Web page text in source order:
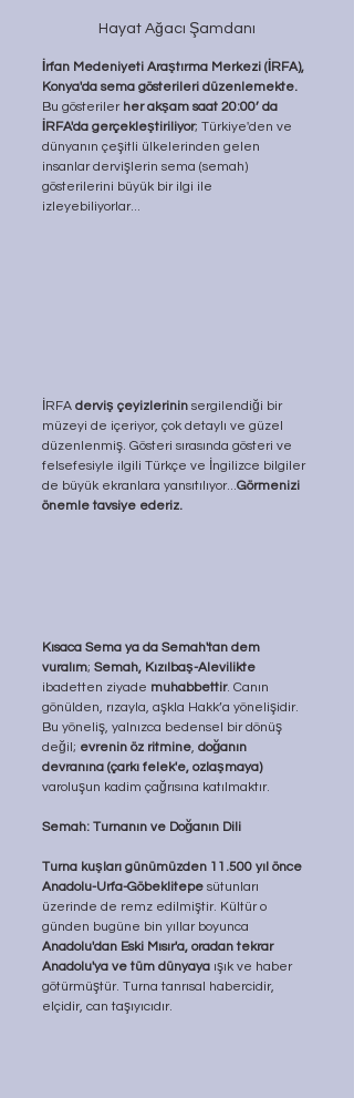
Hayat Ağacı Şamdanı
İrfan Medeniyeti Araştırma Merkezi (İRFA),
Konya'da sema gösterileri düzenlemekte.
Bu gösteriler her akşam saat 20:00’ da
İRFA'da gerçekleştiriliyor; Türkiye'den ve
dünyanın çeşitli ülkelerinden gelen
insanlar dervişlerin sema (semah)
gösterilerini büyük bir ilgi ile
izleyebiliyorlar...
İRFA derviş çeyizlerinin sergilendiği bir
müzeyi de içeriyor, çok detaylı ve güzel
düzenlenmiş. Gösteri sırasında gösteri ve
felsefesiyle ilgili Türkçe ve İngilizce bilgiler
de büyük ekranlara yansıtılıyor...Görmenizi
önemle tavsiye ederiz.
Kısaca Sema ya da Semah'tan dem
vuralım; Semah, Kızılbaş-Alevilikte
ibadetten ziyade muhabbettir. Canın
gönülden, rızayla, aşkla Hakk’a yönelişidir.
Bu yöneliş, yalnızca bedensel bir dönüş
değil; evrenin öz ritmine, doğanın
devranına (çarkı felek'e, ozlaşmaya)
varoluşun kadim çağrısına katılmaktır.
Semah: Turnanın ve Doğanın Dili
Turna kuşları günümüzden 11.500 yıl önce
Anadolu-Urfa-Göbeklitepe sütunları
üzerinde de remz edilmiştir. Kültür o
günden bugüne bin yıllar boyunca
Anadolu'dan Eski Mısır'a, oradan tekrar
Anadolu'ya ve tüm dünyaya ışık ve haber
götürmüştür. Turna tanrısal habercidir,
elçidir, can taşıyıcıdır.